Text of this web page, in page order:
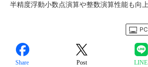
半精度浮動小数点演算や整数演算性能も向上
Share Post LINE